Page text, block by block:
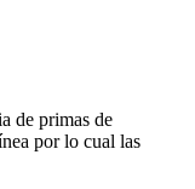
de primas de
por lo cual las